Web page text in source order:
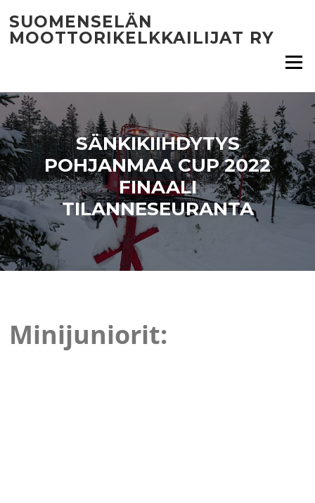
suoraan
sisältöön
SUOMENSELÄN
MOOTTORIKELKKAILIJAT RY
Valikko
SÄNKIKIIHDYTYS
POHJANMAA CUP 2022
FINAALI
TILANNESEURANTA
Minijuniorit: